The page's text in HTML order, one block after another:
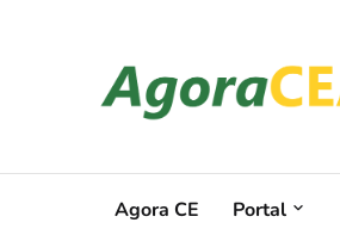
Agora CE Portal